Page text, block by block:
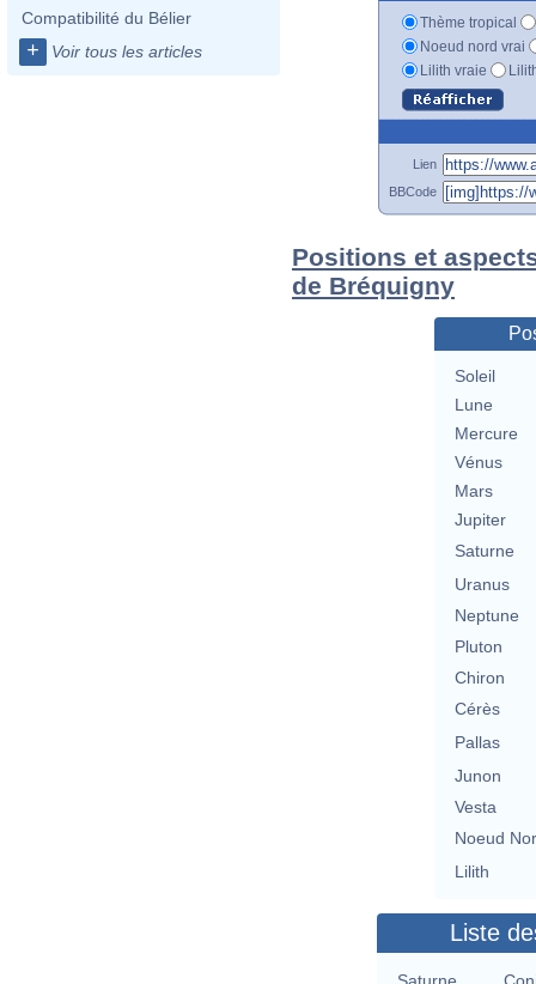
Compatibilité du Bélier
+ Voir tous les articles
Thème tropical
Noeud nord vrai
Lilith vraie
Lien
BBCode
Positions et
de Bréquigny
Soleil
Lune
Mercure
Vénus
Mars
Jupiter
Saturne
Uranus
Neptune
Pluton
Chiron
Cérès
Pallas
Junon
Vesta
Noeud
Lilith
Liste